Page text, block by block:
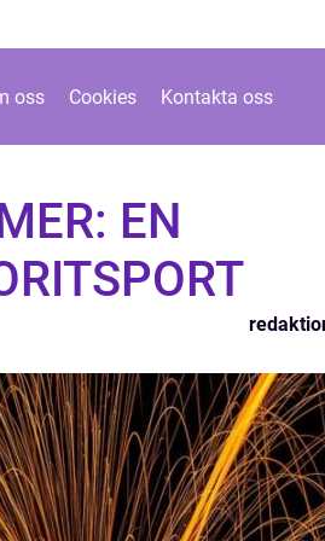
oss Cookies Kontakta oss
EN